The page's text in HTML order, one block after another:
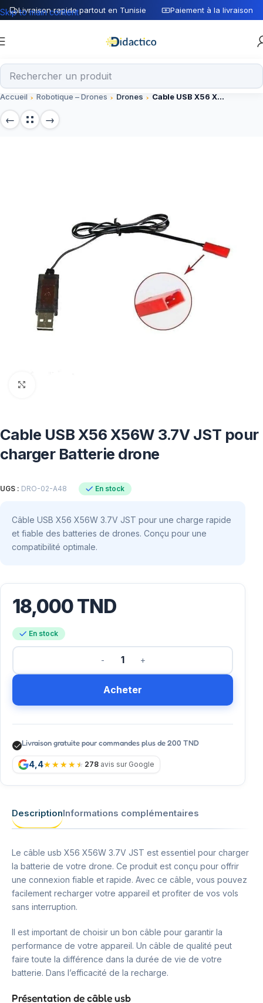
Livraison rapide partout en Tunisie Paiement à la livraison
Skip to main content
Accueil Robotique – Drones Drones Cable USB X56 X56W 3.7V JST pour charger Batterie drone
Cable USB X56 X56W 3.7V JST pour
charger Batterie drone
UGS : DRO-02-A48 En stock
Câble USB X56 X56W 3.7V JST pour une charge rapide
et fiable des batteries de drones. Conçu pour une
compatibilité optimale.
18,000TND
En stock
Acheter
Livraison gratuite pour commandes plus de 200 TND
4,4 278 avis sur Google
DescriptionInformations complémentaires
Le câble usb X56 X56W 3.7V JST est essentiel pour charger
la batterie de votre drone. Ce produit est conçu pour offrir
une connexion fiable et rapide. Avec ce câble, vous pouvez
facilement recharger votre appareil et profiter de vos vols
sans interruption.
Il est important de choisir un bon câble pour garantir la
performance de votre appareil. Un câble de qualité peut
faire toute la différence dans la durée de vie de votre
batterie. Dans l’efficacité de la recharge.
Présentation de câble usb